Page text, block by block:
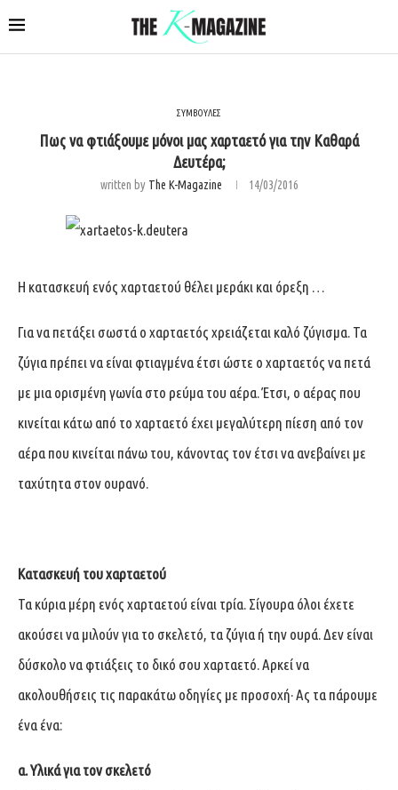
ΣΥΜΒΟΥΛΕΣ
Πως να φτιάξουμε μόνοι μας χαρταετό για την Καθαρά
Δευτέρα;
written by The K-Magazine 14/03/2016
Η κατασκευή ενός χαρταετού θέλει μεράκι και όρεξη …
Για να πετάξει σωστά ο χαρταετός χρειάζεται καλό ζύγισμα. Τα
ζύγια πρέπει να είναι φτιαγμένα έτσι ώστε ο χαρταετός να πετά
με μια ορισμένη γωνία στο ρεύμα του αέρα. Έτσι, ο αέρας που
κινείται κάτω από το χαρταετό έχει μεγαλύτερη πίεση από τον
αέρα που κινείται πάνω του, κάνοντας τον έτσι να ανεβαίνει με
ταχύτητα στον ουρανό.
Κατασκευή του χαρταετού
Τα κύρια μέρη ενός χαρταετού είναι τρία. Σίγουρα όλοι έχετε
ακούσει να μιλούν για το σκελετό, τα ζύγια ή την ουρά. Δεν είναι
δύσκολο να φτιάξεις το δικό σου χαρταετό. Αρκεί να
ακολουθήσεις τις παρακάτω οδηγίες με προσοχή· Ας τα πάρουμε
ένα ένα:
α. Υλικά για τον σκελετό